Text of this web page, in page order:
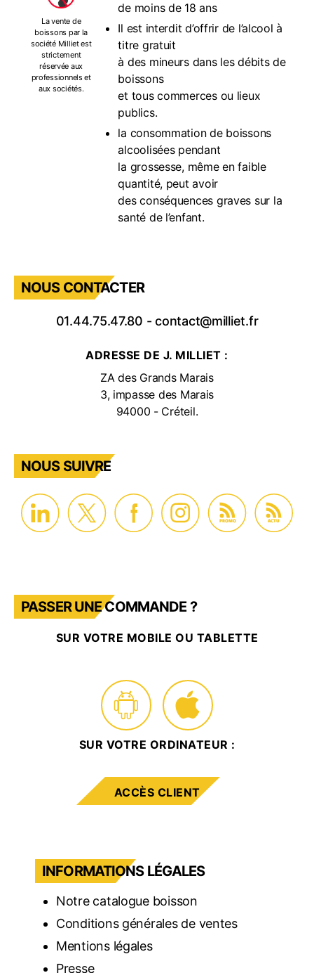
La vente de
boissons par la
société Milliet est
strictement
réservée aux
professionnels et
aux sociétés.
de moins de 18 ans
Il est interdit d’offrir de l’alcool à
titre gratuit
à des mineurs dans les débits de
boissons
et tous commerces ou lieux
publics.
la consommation de boissons
alcoolisées pendant
la grossesse, même en faible
quantité, peut avoir
des conséquences graves sur la
santé de l’enfant.
NOUS CONTACTER
01.44.75.47.80 -contact@milliet.fr
ADRESSE DE J. MILLIET :
ZA des Grands Marais
3, impasse des Marais
94000 - Créteil.
NOUS SUIVRE
PROMO ACTU
PASSER UNE COMMANDE ?
SUR VOTRE MOBILE OU TABLETTE
SUR VOTRE ORDINATEUR :
ACCÈS CLIENT
INFORMATIONS LÉGALES
Notre catalogue boisson
Conditions générales de ventes
Mentions légales
Presse